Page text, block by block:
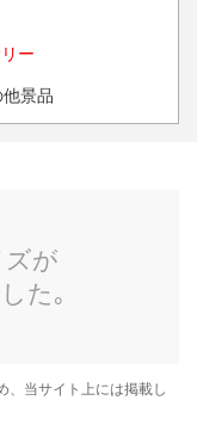
ー
他景品